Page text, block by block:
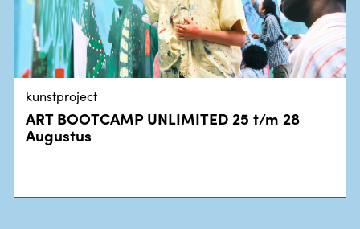
kunstproject
ART BOOTCAMP UNLIMITED 25 t/m 28
Augustus